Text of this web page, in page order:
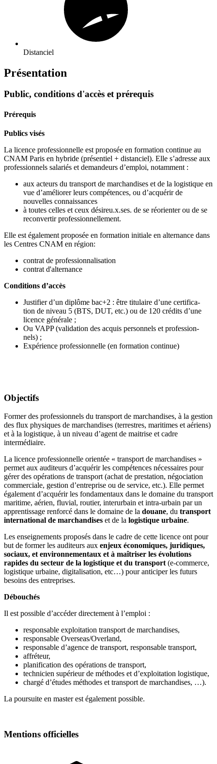
Distanciel
Présentation
Public, conditions d'accès et prérequis
Prérequis
Publics visés
La licence professionnelle est proposée en formation continue au
CNAM Paris en hybride (présentiel + distanciel). Elle s’adresse aux
professionnels salariés et demandeurs d’emploi, notamment :
aux acteurs du transport de marchandises et de la logistique en
vue d’améliorer leurs compétences, ou d’acquérir de
nouvelles connaissances
à toutes celles et ceux désireu.x.ses. de se réorienter ou de se
reconvertir professionnellement.
Elle est également proposée en formation initiale en alternance dans
les Centres CNAM en région:
contrat de professionnalisation
contrat d'alternance
Conditions d’accès
Justifier d’un diplôme bac+2 : être titulaire d’une certifica-
tion de niveau 5 (BTS, DUT, etc.) ou de 120 crédits d’une
licence générale ;
Ou VAPP (validation des acquis personnels et profession-
nels) ;
Expérience professionnelle (en formation continue)
Objectifs
Former des professionnels du transport de marchandises, à la gestion
des flux physiques de marchandises (terrestres, maritimes et aériens)
et à la logistique, à un niveau d’agent de maitrise et cadre
intermédiaire.
La licence professionnelle orientée « transport de marchandises »
permet aux auditeurs d’acquérir les compétences nécessaires pour
gérer des opérations de transport (achat de prestation, négociation
commerciale, gestion d’entreprise ou de service, etc.). Elle permet
également d’acquérir les fondamentaux dans le domaine du transport
maritime, aérien, fluvial, routier, interurbain et intra-urbain par un
apprentissage renforcé dans le domaine de la douane, du transport
international de marchandises et de la logistique urbaine.
Les enseignements proposés dans le cadre de cette licence ont pour
but de former les auditeurs aux enjeux économiques, juridiques,
sociaux, et environnementaux et à maîtriser les évolutions
rapides du secteur de la logistique et du transport(e-commerce,
logistique urbaine, digitalisation, etc…) pour anticiper les futurs
besoins des entreprises.
Débouchés
Il est possible d’accéder directement à l’emploi :
responsable exploitation transport de marchandises,
responsable Overseas/Overland,
responsable d’agence de transport, responsable transport,
affréteur,
planification des opérations de transport,
technicien supérieur de méthodes et d’exploitation logistique,
chargé d’études méthodes et transport de marchandises, …).
La poursuite en master est également possible.
Mentions officielles